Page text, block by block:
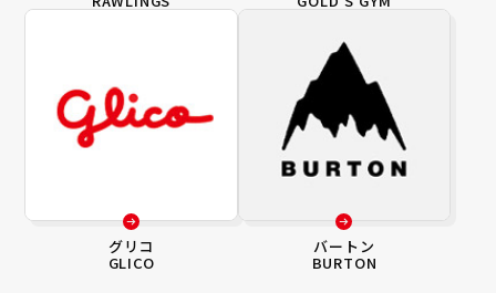
グリコ
GLICO
バートン
BURTON